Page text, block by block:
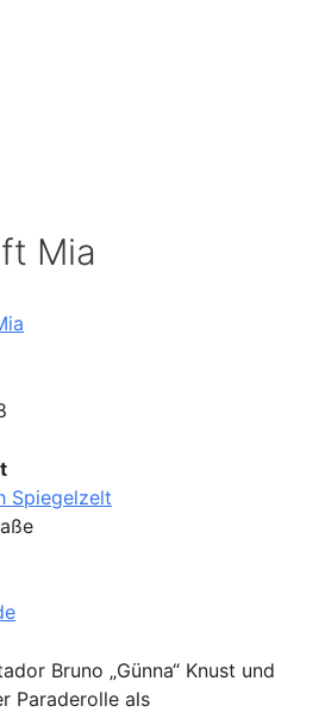
Mia
Spiegelzelt
Bruno „Günna“ Knust und
Paraderolle als